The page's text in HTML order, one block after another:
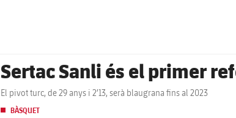
Sertac Sanli és el primer
El pivot turc, de 29 anys i 2’13, serà blaugrana fins al 2023
BÀSQUET